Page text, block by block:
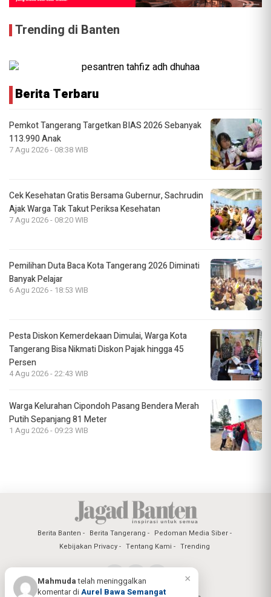
Trending di Banten
Berita Terbaru
Pemkot Tangerang Targetkan BIAS 2026 Sebanyak
113.990 Anak
7 Agu 2026 - 08:38 WIB
Cek Kesehatan Gratis Bersama Gubernur, Sachrudin
Ajak Warga Tak Takut Periksa Kesehatan
7 Agu 2026 - 08:20 WIB
Pemilihan Duta Baca Kota Tangerang 2026 Diminati
Banyak Pelajar
6 Agu 2026 - 18:53 WIB
Pesta Diskon Kemerdekaan Dimulai, Warga Kota
Tangerang Bisa Nikmati Diskon Pajak hingga 45
Persen
4 Agu 2026 - 22:43 WIB
Warga Kelurahan Cipondoh Pasang Bendera Merah
Putih Sepanjang 81 Meter
1 Agu 2026 - 09:23 WIB
Berita Banten Berita Tangerang
Pedoman Media Siber
Kebijakan Privacy
Tentang Kami Trending
×
Mahmudatelah meninggalkan
komentar diAurel Bawa Semangat